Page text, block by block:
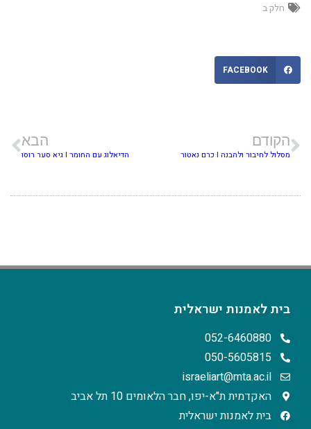
חלק ב
FACEBOOK
הקודם
מסלול לחיבור ולהבנה I כרם נאטור
הבא
הדיאלוג עם החומר I גיא סער רוסו
בית לאמנות ישראלית
052-6460880
050-5605815
israeliart@mta.ac.il
האקדמית ת"א-יפו, חבר הלאומים 10 תל אביב
בית לאמנות ישראלית